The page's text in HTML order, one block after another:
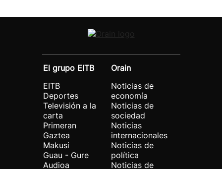
El grupo EITB
EITB
Deportes
Televisión a la
carta
Primeran
Gaztea
Makusi
Guau - Gure
Audioa
Orain
Noticias de
economía
Noticias de
sociedad
Noticias
internacionales
Noticias de
política
Noticias de